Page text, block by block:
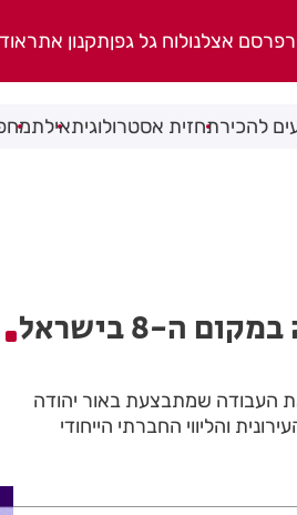
פרסם אצלנולוח גל גפןתקנון אתר
להכירתחזית אסטרולוגיתאילת
אור יהודה: ליאת שוחט דורגה במקום ה-8 בישראל
העבודה שמתבצעת באור יהודה
העירונית והליווי החברתי הייחודי